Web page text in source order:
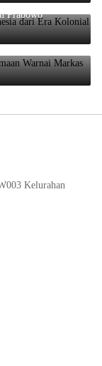
Prabowo
Warnai
Kelurahan